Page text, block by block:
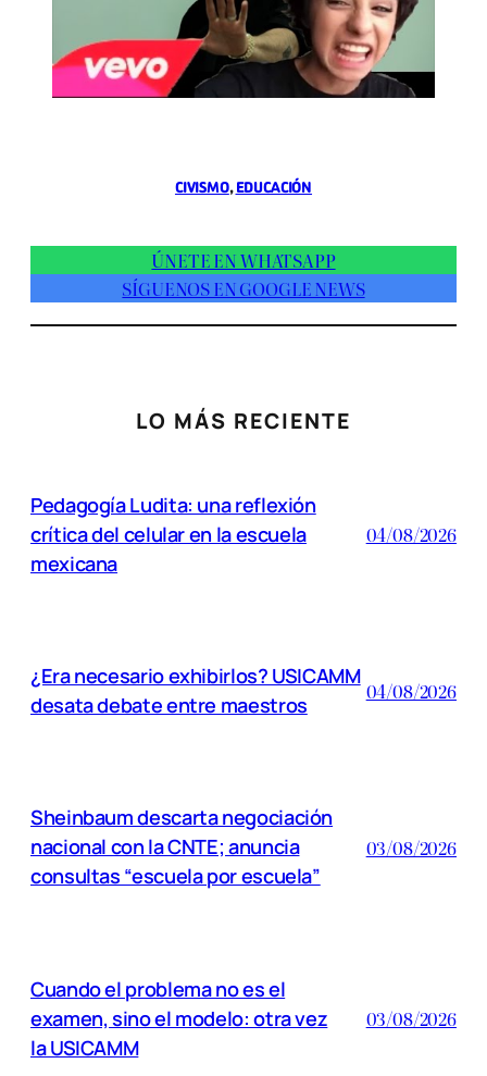
CIVISMO, EDUCACIÓN
ÚNETE EN WHATSAPP
SÍGUENOS EN GOOGLE NEWS
LO MÁS RECIENTE
Pedagogía Ludita: una reflexión
crítica del celular en la escuela
mexicana
04/08/2026
¿Era necesario exhibirlos? USICAMM
desata debate entre maestros
04/08/2026
Sheinbaum descarta negociación
nacional con la CNTE; anuncia
consultas “escuela por escuela”
03/08/2026
Cuando el problema no es el
examen, sino el modelo: otra vez
la USICAMM
03/08/2026